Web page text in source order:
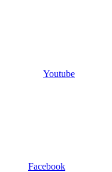
Youtube
Facebook